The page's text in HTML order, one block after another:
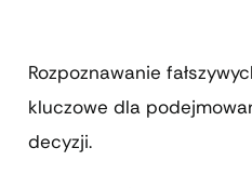
Rozpoznawanie
kluczowe dla
decyzji.